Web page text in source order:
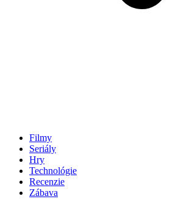
Filmy
Seriály
Hry
Technológie
Recenzie
Zábava